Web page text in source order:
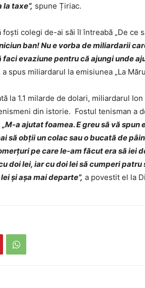
taxe“, spune Țiriac.
colegi de-ai săi îl întreabă „De ce
ban! Nu e vorba de miliardarii
faci evaziune pentru că ajungi unde
a spus miliardarul la emisiunea „La
la 1.1 milarde de dolari, miliardarul
din istorie. Fostul tenisman a
„M-a ajutat foamea. E greu să vă
să obţii un colac sau o bucată de
pe care le-am făcut era să iei
doi lei, iar cu doi lei să cumperi
şi aşa mai departe”, a povestit el la